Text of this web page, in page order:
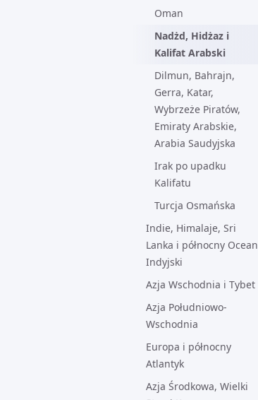
Oman
Nadżd, Hidżaz i
Kalifat Arabski
Dilmun, Bahrajn,
Gerra, Katar,
Wybrzeże Piratów,
Emiraty Arabskie,
Arabia Saudyjska
Irak po upadku
Kalifatu
Turcja Osmańska
Indie, Himalaje, Sri
Lanka i północny Ocean
Indyjski
Azja Wschodnia i Tybet
Azja Południowo-
Wschodnia
Europa i północny
Atlantyk
Azja Środkowa, Wielki